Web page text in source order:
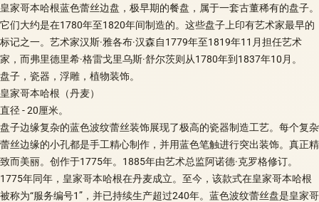
皇家哥本哈根蓝色蕾丝边盘，极早期的餐盘，属于一套古董稀有的盘子。
它们大约是在1780年至1820年间制造的。这些盘子上印有艺术家最早的
标记之一。艺术家汉斯·雅各布·汉森自1779年至1819年11月担任艺术
家，而弗里德里希·格雷戈里乌斯·舒尔茨则从1780年到1837年10月。
盘子，瓷器，浮雕，植物装饰。
皇家哥本哈根（丹麦）
直径 - 20厘米。
盘子边缘复杂的蓝色波纹蕾丝装饰展现了极高的瓷器制造工艺。每个复杂
蕾丝边缘的小孔都是手工精心制作，并用蓝色笔触进行突出装饰。真正精
致而美丽。创作于1775年。1885年由艺术总监阿诺德·克罗格修订。
1775年同年，皇家哥本哈根在丹麦成立。至今，该款式在皇家哥本哈根
被称为“服务编号1”，并已持续生产超过240年。蓝色波纹蕾丝盘是皇家哥